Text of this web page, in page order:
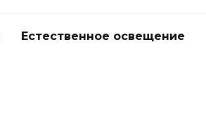
Естественное освещение